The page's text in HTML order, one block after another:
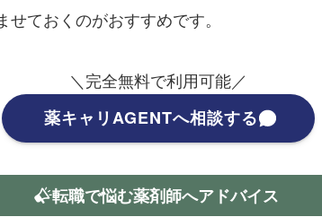
ておくのがおすすめです。
＼完全無料で利用可能／
薬キャリAGENTへ相談する
転職で悩む薬剤師へアドバイス